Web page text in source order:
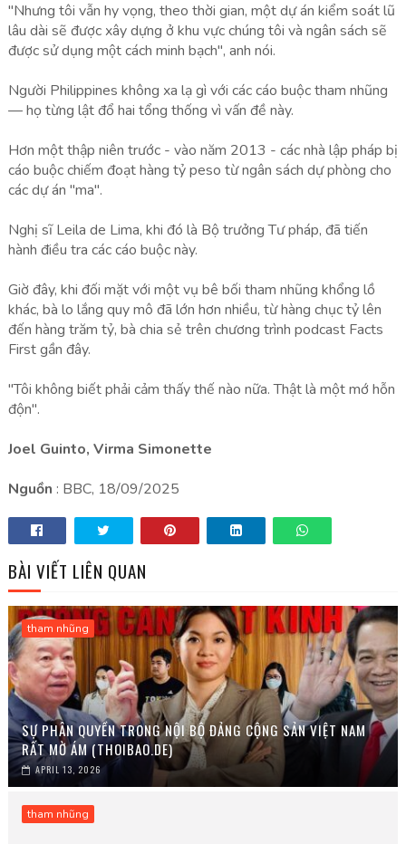
"Nhưng tôi vẫn hy vọng, theo thời gian, một dự án kiểm soát lũ
lâu dài sẽ được xây dựng ở khu vực chúng tôi và ngân sách sẽ
được sử dụng một cách minh bạch", anh nói.
Người Philippines không xa lạ gì với các cáo buộc tham nhũng
— họ từng lật đổ hai tổng thống vì vấn đề này.
Hơn một thập niên trước - vào năm 2013 - các nhà lập pháp bị
cáo buộc chiếm đoạt hàng tỷ peso từ ngân sách dự phòng cho
các dự án "ma".
Nghị sĩ Leila de Lima, khi đó là Bộ trưởng Tư pháp, đã tiến
hành điều tra các cáo buộc này.
Giờ đây, khi đối mặt với một vụ bê bối tham nhũng khổng lồ
khác, bà lo lắng quy mô đã lớn hơn nhiều, từ hàng chục tỷ lên
đến hàng trăm tỷ, bà chia sẻ trên chương trình podcast Facts
First gần đây.
"Tôi không biết phải cảm thấy thế nào nữa. Thật là một mớ hỗn
độn".
Joel Guinto, Virma Simonette
Nguồn : BBC, 18/09/2025
BÀI VIẾT LIÊN QUAN
tham nhũng
SỰ PHÂN QUYỀN TRONG NỘI BỘ ĐẢNG CỘNG SẢN VIỆT NAM
RẤT MỜ ÁM (THOIBAO.DE)
APRIL 13, 2026
tham nhũng